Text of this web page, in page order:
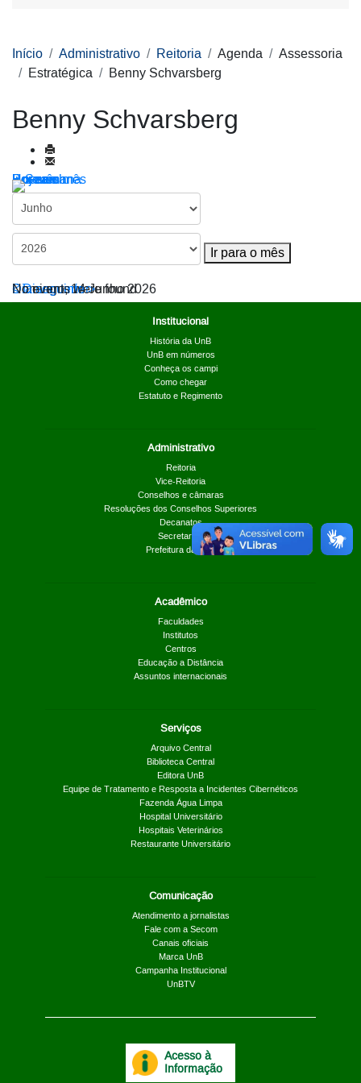
Início Administrativo Reitoria Agenda
Assessoria
Estratégica
Benny Schvarsberg
Benny Schvarsberg
Por ano
Por mês
Por semana
Hoje
Ir para o mês
Ir para o mês
< Dia anterior
Domingo, 14 Junho 2026
Dia seguinte >
No events were found
Institucional
História da UnB
UnB em números
Conheça os campi
Como chegar
Estatuto e Regimento
Administrativo
Reitoria
Vice-Reitoria
Conselhos e câmaras
Resoluções dos Conselhos Superiores
Decanatos
Secretarias
Prefeitura da UnB
Acadêmico
Faculdades
Institutos
Centros
Educação a Distância
Assuntos internacionais
Serviços
Arquivo Central
Biblioteca Central
Editora UnB
Equipe de Tratamento e Resposta a Incidentes Cibernéticos
Fazenda Água Limpa
Hospital Universitário
Hospitais Veterinários
Restaurante Universitário
Comunicação
Atendimento a jornalistas
Fale com a Secom
Canais oficiais
Marca UnB
Campanha Institucional
UnBTV
Acesso à
Informação